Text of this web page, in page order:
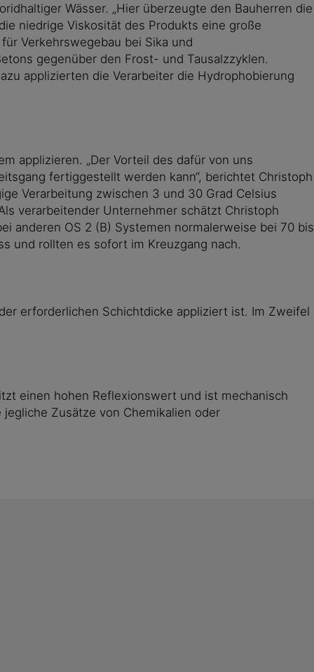
Wässer. „Hier überzeugte den Bauherren die
niedrige Viskosität des Produkts eine große
Verkehrswegebau bei Sika und
gegenüber den Frost- und Tausalzzyklen.
applizierten die Verarbeiter die Hydrophobierung
applizieren. „Der Vorteil des dafür von uns
fertiggestellt werden kann“, berichtet Christoph
Verarbeitung zwischen 3 und 30 Grad Celsius
verarbeitender Unternehmer schätzt Christoph
anderen OS 2 (B) Systemen normalerweise bei 70 bis
und rollten es sofort im Kreuzgang nach.
erforderlichen Schichtdicke appliziert ist. Im Zweifel
einen hohen Reflexionswert und ist mechanisch
Zusätze von Chemikalien oder